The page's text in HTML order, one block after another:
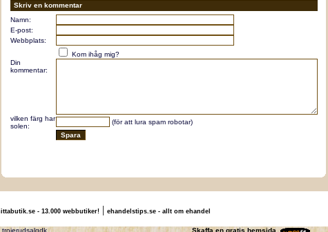
Skriv en kommentar
Namn:
E-post:
Webbplats:
Kom ihåg mig?
Din
kommentar:
vilken färg har
solen:
(för att lura spam robotar)
- 13.000 webbutiker!| ehandelstips.se - allt om ehandel
trojerudsalgdk Skaffa en gratis hemsida